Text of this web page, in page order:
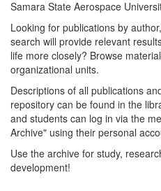
Samara State Aerospace
Looking for publications by
search will provide relevant
life more closely? Browse
organizational units.
Descriptions of all publications
repository can be found in the
and students can log in via the
Archive" using their personal
Use the archive for study,
development!